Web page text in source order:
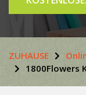
ZUHAUSE
1800Flowers